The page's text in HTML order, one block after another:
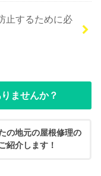
止するために必
ませんか？
の地元の屋根修理の
紹介します！